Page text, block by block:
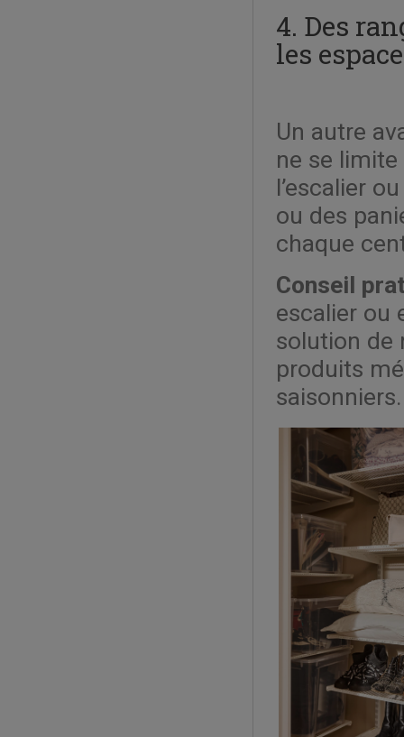
4. Des
les
Un autre
ne se
l’escalier
ou des
chaque
Conseil
escalier ou
solution de
produits
saisonniers.